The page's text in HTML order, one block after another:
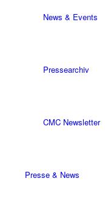
News & Events
Pressearchiv
CMC Newsletter
Presse & News